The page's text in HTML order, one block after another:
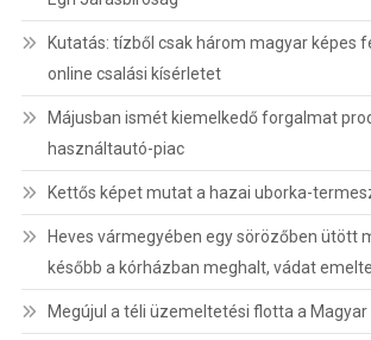
Kutatás: tízből csak három magyar képes
online csalási kísérletet
Májusban ismét kiemelkedő forgalmat
használtautó-piac
Kettős képet mutat a hazai uborka-
Heves vármegyében egy sörözőben ütött
később a kórházban meghalt, vádat
Megújul a téli üzemeltetési flotta a Magyar